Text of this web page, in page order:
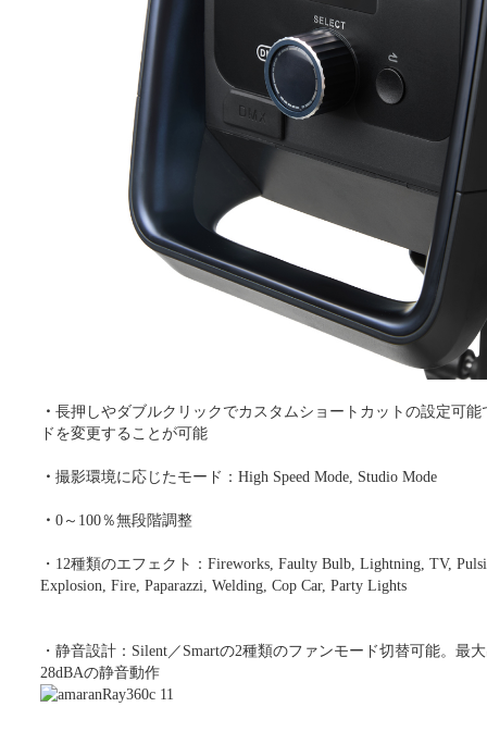
・ 長押しやダブルクリックでカスタムショートカットの設定可能
ドを変更することが可能
・ 撮影環境に応じたモード：High Speed Mode, Studio Mode
・ 0～100％無段階調整
・12種類のエフェクト：Fireworks, Faulty Bulb, Lightning, TV,
Explosion, Fire, Paparazzi, Welding, Cop Car, Party Lights
・静音設計：Silent／Smartの2種類のファンモード切替可能。最
28dBAの静音動作